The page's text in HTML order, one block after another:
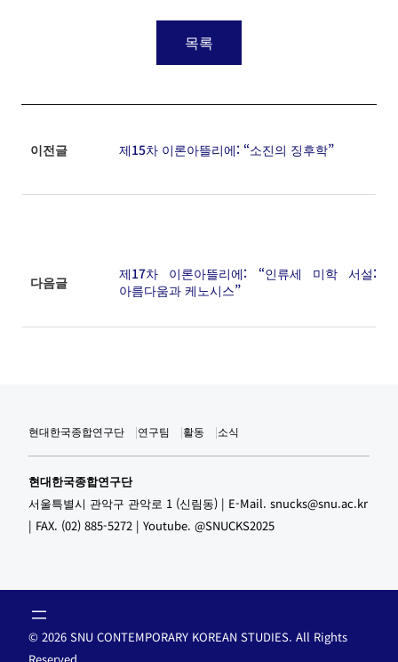
목록
이전글 제15차 이론아뜰리에: “소진의 징후학”
다음글
제17차 이론아뜰리에: “인류세 미학 서설:
아름다움과 케노시스”
현대한국종합연구단 연구팀 활동 소식
현대한국종합연구단
서울특별시 관악구 관악로 1 (신림동) | E-Mail. snucks@snu.ac.kr
| FAX. (02) 885-5272 | Youtube. @SNUCKS2025
© 2026 SNU CONTEMPORARY KOREAN STUDIES. All Rights